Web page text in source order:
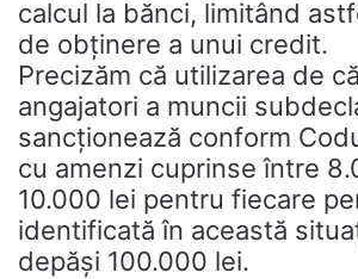
calcul la bănci, limitând
de obținere a unui credit.
Precizăm că utilizarea de
angajatori a muncii
sancționează conform
cu amenzi cuprinse între
10.000 lei pentru fiecare
identificată în această
depăși 100.000 lei.